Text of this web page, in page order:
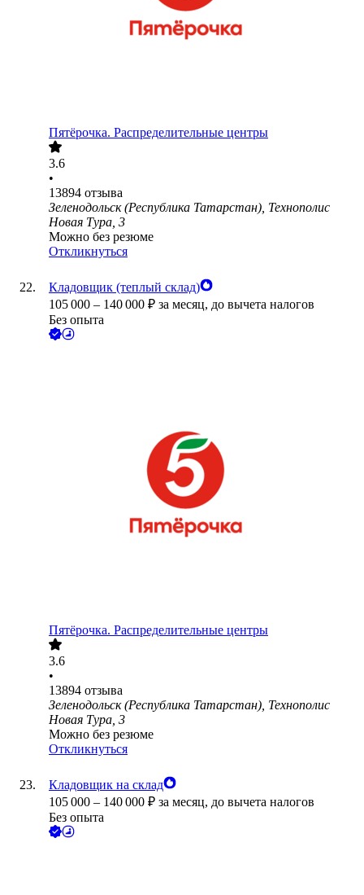
Пятёрочка. Распределительные центры
3.6
•
13894 отзыва
Зеленодольск (Республика Татарстан), Технополис
Новая Тура, 3
Можно без резюме
Откликнуться
Кладовщик (теплый склад)
105 000 – 140 000 ₽ за месяц, до вычета налогов
Без опыта
Пятёрочка. Распределительные центры
3.6
•
13894 отзыва
Зеленодольск (Республика Татарстан), Технополис
Новая Тура, 3
Можно без резюме
Откликнуться
Кладовщик на склад
105 000 – 140 000 ₽ за месяц, до вычета налогов
Без опыта